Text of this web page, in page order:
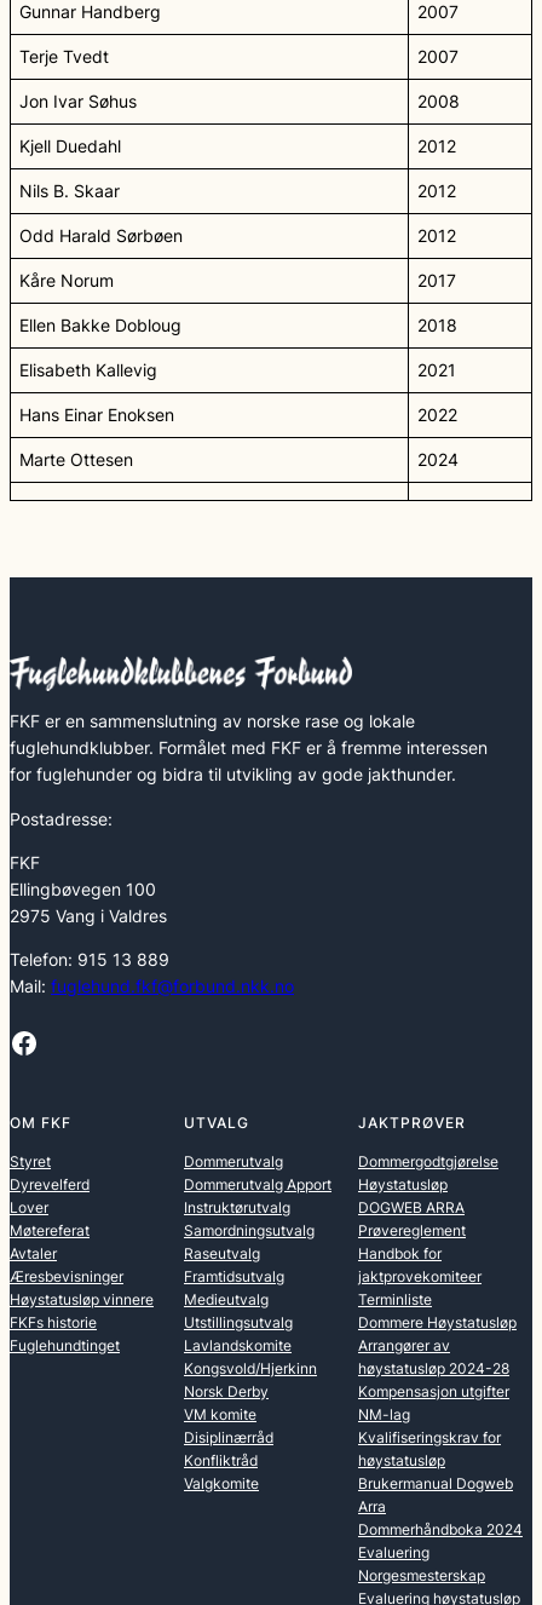
Gunnar Handberg 2007
Terje Tvedt 2007
Jon Ivar Søhus 2008
Kjell Duedahl 2012
Nils B. Skaar 2012
Odd Harald Sørbøen 2012
Kåre Norum 2017
Ellen Bakke Dobloug 2018
Elisabeth Kallevig 2021
Hans Einar Enoksen 2022
Marte Ottesen 2024
FKF er en sammenslutning av norske rase og lokale
fuglehundklubber. Formålet med FKF er å fremme interessen
for fuglehunder og bidra til utvikling av gode jakthunder.
Postadresse:
FKF
Ellingbøvegen 100
2975 Vang i Valdres
Telefon: 915 13 889
Mail: fuglehund.fkf@forbund.nkk.no
Facebook
OM FKF
Styret
Dyrevelferd
Lover
Møtereferat
Avtaler
Æresbevisninger
Høystatusløp vinnere
FKFs historie
Fuglehundtinget
UTVALG
Dommerutvalg
Dommerutvalg Apport
Instruktørutvalg
Samordningsutvalg
Raseutvalg
Framtidsutvalg
Medieutvalg
Utstillingsutvalg
Lavlandskomite
Kongsvold/Hjerkinn
Norsk Derby
VM komite
Disiplinærråd
Konfliktråd
Valgkomite
JAKTPRØVER
Dommergodtgjørelse
Høystatusløp
DOGWEB ARRA
Prøvereglement
Handbok for
jaktprovekomiteer
Terminliste
Dommere Høystatusløp
Arrangører av
høystatusløp 2024-28
Kompensasjon utgifter
NM-lag
Kvalifiseringskrav for
høystatusløp
Brukermanual Dogweb
Arra
Dommerhåndboka 2024
Evaluering
Norgesmesterskap
Evaluering høystatusløp